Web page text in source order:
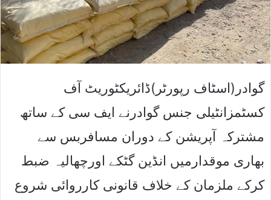
گوادر(اسٹاف رپورٹر)ڈائریکٹوریٹ آف
کسٹمزانٹیلی جنس گوادرنے ایف سی کے ساتھ
مشترکہ آپریشن کے دوران مسافربس سے
بھاری موقدارمیں انڈین گٹکے اورچھالیہ ضبط
کرکے ملزمان کے خلاف قانونی کارروائی شروع